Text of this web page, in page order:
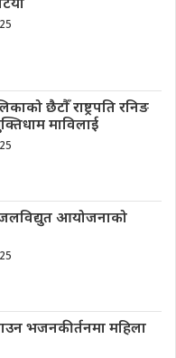
छैटौँ राष्ट्रपति रनिङ
माविलाई
जलविद्युत आयोजनाको
भजनकीर्तनमा महिला